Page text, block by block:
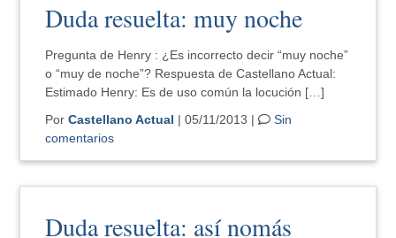
Duda resuelta: muy noche
Pregunta de Henry : ¿Es incorrecto decir “muy noche”
o “muy de noche”? Respuesta de Castellano Actual:
Estimado Henry: Es de uso común la locución […]
PorCastellano Actual | 05/11/2013 |
Sin
comentarios
Duda resuelta: así nomás